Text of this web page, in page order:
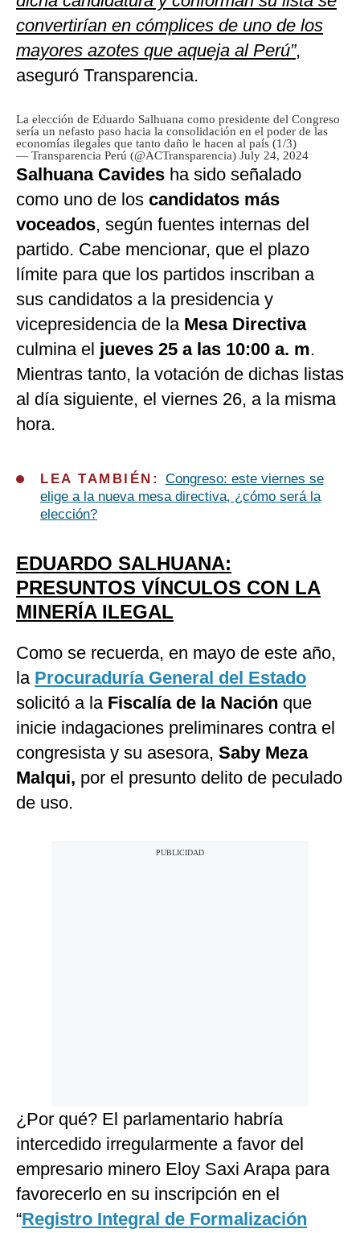
convertirían en cómplices de uno de los
mayores azotes que aqueja al Perú”,
aseguró Transparencia.
La elección de Eduardo Salhuana como presidente del Congreso
sería un nefasto paso hacia la consolidación en el poder de las
economías ilegales que tanto daño le hacen al país (1/3)
— Transparencia Perú (@ACTransparencia) July 24, 2024
Salhuana Cavides ha sido señalado
como uno de los candidatos más
voceados, según fuentes internas del
partido. Cabe mencionar, que el plazo
límite para que los partidos inscriban a
sus candidatos a la presidencia y
vicepresidencia de la Mesa Directiva
culmina el jueves 25 a las 10:00 a. m.
Mientras tanto, la votación de dichas listas
al día siguiente, el viernes 26, a la misma
hora.
LEA TAMBIÉN: Congreso: este viernes se
elige a la nueva mesa directiva, ¿cómo será la
elección?
EDUARDO SALHUANA:
PRESUNTOS VÍNCULOS CON LA
MINERÍA ILEGAL
Como se recuerda, en mayo de este año,
la Procuraduría General del Estado
solicitó a la Fiscalía de la Nación que
inicie indagaciones preliminares contra el
congresista y su asesora, Saby Meza
Malqui, por el presunto delito de peculado
de uso.
¿Por qué? El parlamentario habría
intercedido irregularmente a favor del
empresario minero Eloy Saxi Arapa para
favorecerlo en su inscripción en el
“Registro Integral de Formalización